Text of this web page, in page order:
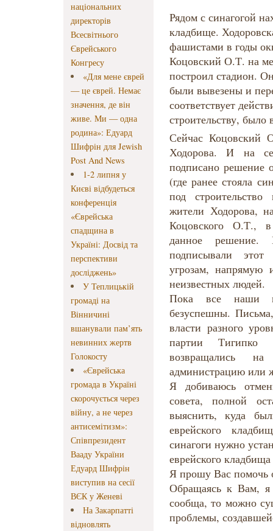
національних
директорів
Всесвітнього
Єврейського
Конгресу
«Для мене єврей
— це єврей. Немає
значення, де він
живе. Ми — одна
родина»: Едуард
Шифрін для Jewish
Post And News
1-2 липня у
Києві відбудеться
конференція
«Єврейська
спадщина в
Україні: Досвід та
перспективи
досліджень»
У Теплицькій
громаді на
Вінничині
вшанували пам’ять
невинних жертв
Голокосту
«Єврейська
громада в Україні
скорочується через
війну, а не через
антисемітизм»:
Співпрезидент
Вааду України
Едуард Шифрін
виступив на сесії
ВЄК у Женеві
На Закарпатті
відновлять
Рядом с синагогой
кладбище.
фашистами в годы
Коцовский О.Т. на
построил стадион.
были вывезены и
соответствует
строительству, было
Сейчас Коцовский
Ходорова. И на
подписано решение
(где ранее стояла
под
жители Ходорова,
Коцовского О.Т., в
данное решение.
подписывали
угрозам, напрямую
неизвестных людей.
Пока все наши
безуспешны.
власти разного
партии
возвращались
администрацию или
Я добиваюсь
совета, полной
выяснить, куда
еврейского
синагоги нужно
еврейского
Я прошу Вас помочь
Обращаясь к Вам, я
сообща, то можно
проблемы,